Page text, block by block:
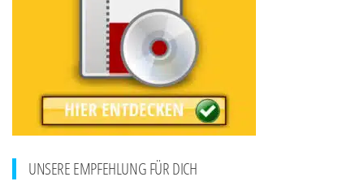
UNSERE EMPFEHLUNG FÜR DICH